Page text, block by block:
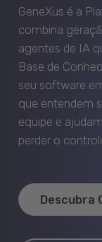
GeneXus é a
combina
agentes de IA
Base de
seu software
que entendem
equipe e
perder o
Descubra